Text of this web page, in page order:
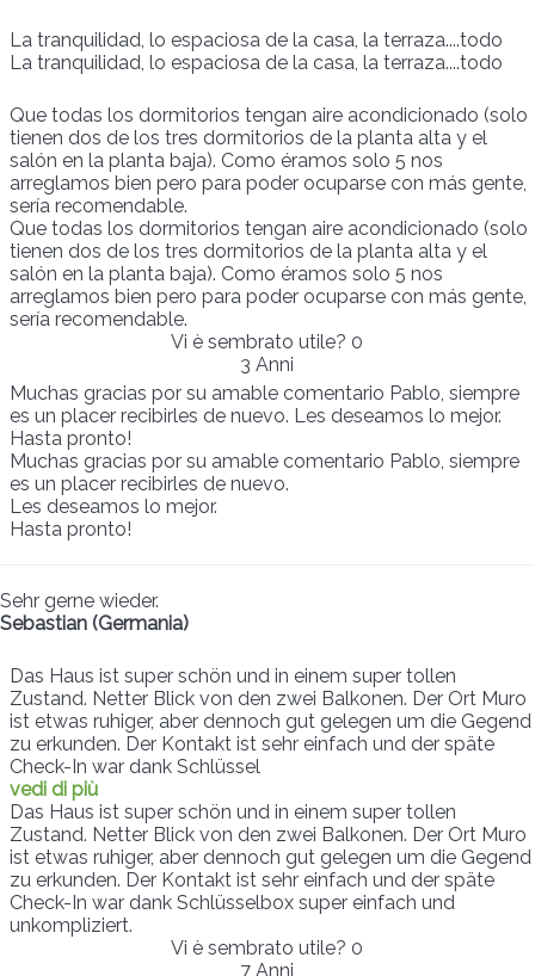
La tranquilidad, lo espaciosa de la casa, la terraza....todo
La tranquilidad, lo espaciosa de la casa, la terraza....todo
Que todas los dormitorios tengan aire acondicionado (solo
tienen dos de los tres dormitorios de la planta alta y el
salón en la planta baja). Como éramos solo 5 nos
arreglamos bien pero para poder ocuparse con más gente,
sería recomendable.
Que todas los dormitorios tengan aire acondicionado (solo
tienen dos de los tres dormitorios de la planta alta y el
salón en la planta baja). Como éramos solo 5 nos
arreglamos bien pero para poder ocuparse con más gente,
sería recomendable.
Vi è sembrato utile? 0
3 Anni
Muchas gracias por su amable comentario Pablo, siempre
es un placer recibirles de nuevo. Les deseamos lo mejor.
Hasta pronto!
Muchas gracias por su amable comentario Pablo, siempre
es un placer recibirles de nuevo.
Les deseamos lo mejor.
Hasta pronto!
Sehr gerne wieder.
Sebastian (Germania)
Das Haus ist super schön und in einem super tollen
Zustand. Netter Blick von den zwei Balkonen. Der Ort Muro
ist etwas ruhiger, aber dennoch gut gelegen um die Gegend
zu erkunden. Der Kontakt ist sehr einfach und der späte
Check-In war dank Schlüssel
vedi di più
Das Haus ist super schön und in einem super tollen
Zustand. Netter Blick von den zwei Balkonen. Der Ort Muro
ist etwas ruhiger, aber dennoch gut gelegen um die Gegend
zu erkunden. Der Kontakt ist sehr einfach und der späte
Check-In war dank Schlüsselbox super einfach und
unkompliziert.
Vi è sembrato utile? 0
7 Anni